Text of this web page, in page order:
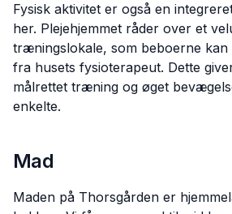
Fysisk aktivitet er også en
her. Plejehjemmet råder over et
træningslokale, som beboerne kan
fra husets fysioterapeut. Dette
målrettet træning og øget
enkelte.
Mad
Maden på Thorsgården er